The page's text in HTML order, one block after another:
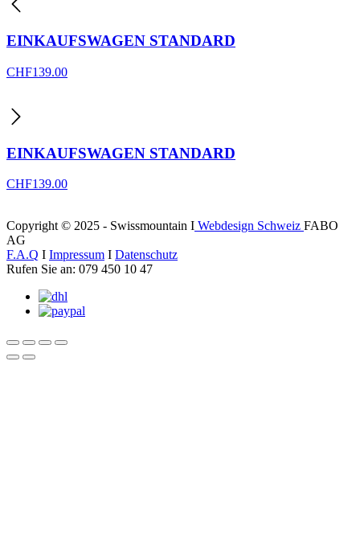
EINKAUFSWAGEN STANDARD
CHF139.00
EINKAUFSWAGEN STANDARD
CHF139.00
Copyright © 2025 - Swissmountain I Webdesign Schweiz FABO
AG
F.A.Q I Impressum I Datenschutz
Rufen Sie an: 079 450 10 47